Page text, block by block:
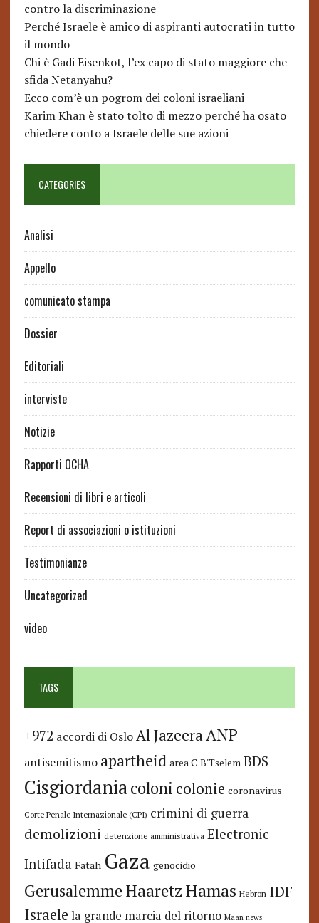
contro la discriminazione
Perché Israele è amico di aspiranti autocrati in tutto
il mondo
Chi è Gadi Eisenkot, l’ex capo di stato maggiore che
sfida Netanyahu?
Ecco com’è un pogrom dei coloni israeliani
Karim Khan è stato tolto di mezzo perché ha osato
chiedere conto a Israele delle sue azioni
CATEGORIES
Analisi
Appello
comunicato stampa
Dossier
Editoriali
interviste
Notizie
Rapporti OCHA
Recensioni di libri e articoli
Report di associazioni o istituzioni
Testimonianze
Uncategorized
video
TAGS
+972 accordi di Oslo Al JazeeraANP
antisemitismo apartheid area C B'Tselem BDS
Cisgiordaniacoloni colonie coronavirus
Corte Penale Internazionale (CPI) crimini di guerra
demolizioni detenzione amministrativa Electronic
Intifada Fatah Gaza genocidio
GerusalemmeHaaretzHamas Hebron IDF
Israele la grande marcia del ritorno Maan news